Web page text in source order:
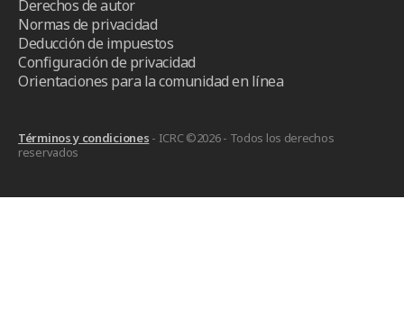
Derechos de autor
Normas de privacidad
Deducción de impuestos
Configuración de privacidad
Orientaciones para la comunidad en línea
Términos y condiciones - ICRC ©2026 - Todos los derechos
reservados